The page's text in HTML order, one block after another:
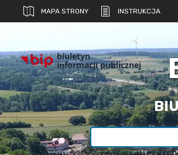
MAPA STRONY INSTRUKCJA
biuletyn
informacji publicznej